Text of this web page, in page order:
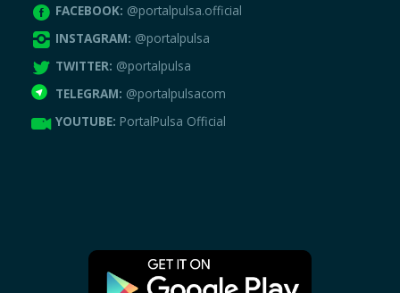
FACEBOOK: @portalpulsa.official
INSTAGRAM: @portalpulsa
TWITTER: @portalpulsa
TELEGRAM: @portalpulsacom
YOUTUBE: PortalPulsa Official